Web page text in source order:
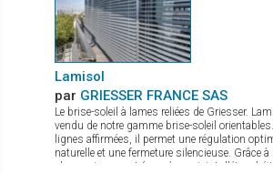
Lamisol
par GRIESSER FRANCE SAS
Le brise-soleil à lames reliées de Griesser.
vendu de notre gamme brise-soleil
lignes affirmées, il permet une régulation
naturelle et une fermeture silencieuse. Grâce
obscurcissement (avec à son joint